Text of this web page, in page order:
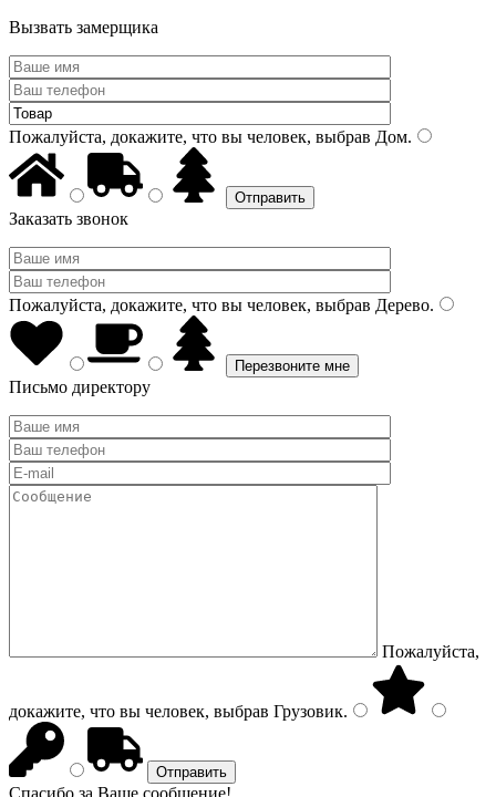
Вызвать замерщика
Пожалуйста, докажите, что вы человек, выбрав Дом.
Заказать звонок
Пожалуйста, докажите, что вы человек, выбрав Дерево.
Письмо директору
Пожалуйста,
докажите, что вы человек, выбрав Грузовик.
Спасибо за Ваше сообщение!